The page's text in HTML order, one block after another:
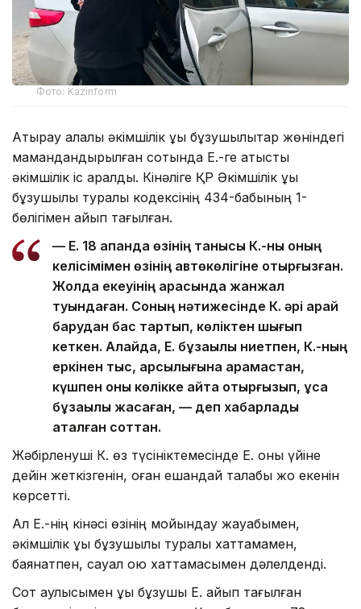
Фото: Kazinform
Атырау қалалық әкімшілік құқық бұзушылықтар жөніндегі
мамандандырылған сотында Е.-ге қатысты
әкімшілік іс қаралды. Кінәліге ҚР Әкімшілік құқық
бұзушылық туралы кодексінің 434-бабының 1-
бөлігімен айып тағылған.
— Е. 18 ақпанда өзінің танысы К.-ны оның
келісімімен өзінің автөкөлігіне отырғызған.
Жолда екеуінің арасында жанжал
туындаған. Соның нәтижесінде К. әрі қарай
барудан бас тартып, көліктен шығып
кеткен. ️Алайда, Е. бұзақылық ниетпен, К.-ның
еркінен тыс, қарсылығына қарамастан,
күшпен оны көлікке қайта отырғызып, ұсақ
бұзақылық жасаған, — деп хабарлады
аталған соттан.
Жәбірленуші К. өз түсініктемесінде Е. оны үйіне
дейін жеткізгенін, оған ешқандай талабы жоқ екенін
көрсетті.
Ал Е.-нің кінәсі өзінің мойындау жауабымен,
әкімшілік құқық бұзушылық туралы хаттамамен,
баянатпен, сауал қою хаттамасымен дәлелденді.
Сот қаулысымен құқық бұзушы Е. айып тағылған